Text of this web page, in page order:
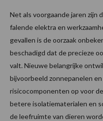
Net als voorgaande jaren zijn
falende elektra en
gevallen is de oorzaak
beschadigd dat de precieze
valt. Nieuwe belangrijke
bijvoorbeeld zonnepanelen
risicocomponenten op voor
betere isolatiematerialen en
de leefruimte van dieren